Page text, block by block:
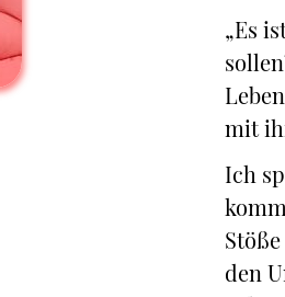
„Es
mit
Ich
den